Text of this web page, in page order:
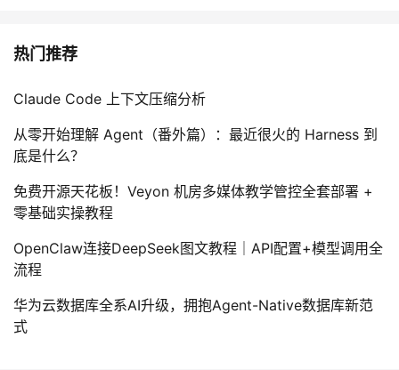
热门推荐
Claude Code 上下文压缩分析
从零开始理解 Agent（番外篇）：最近很火的 Harness 到
底是什么？
免费开源天花板！Veyon 机房多媒体教学管控全套部署 +
零基础实操教程
OpenClaw连接DeepSeek图文教程｜API配置+模型调用全
流程
华为云数据库全系AI升级，拥抱Agent-Native数据库新范
式